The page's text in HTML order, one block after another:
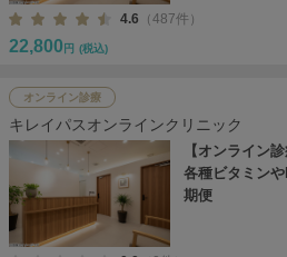
4.6 （487件）
22,800 円 (税込)
オンライン診療
キレイパスオンラインクリニック
【オンライン
各種ビタミン
期便